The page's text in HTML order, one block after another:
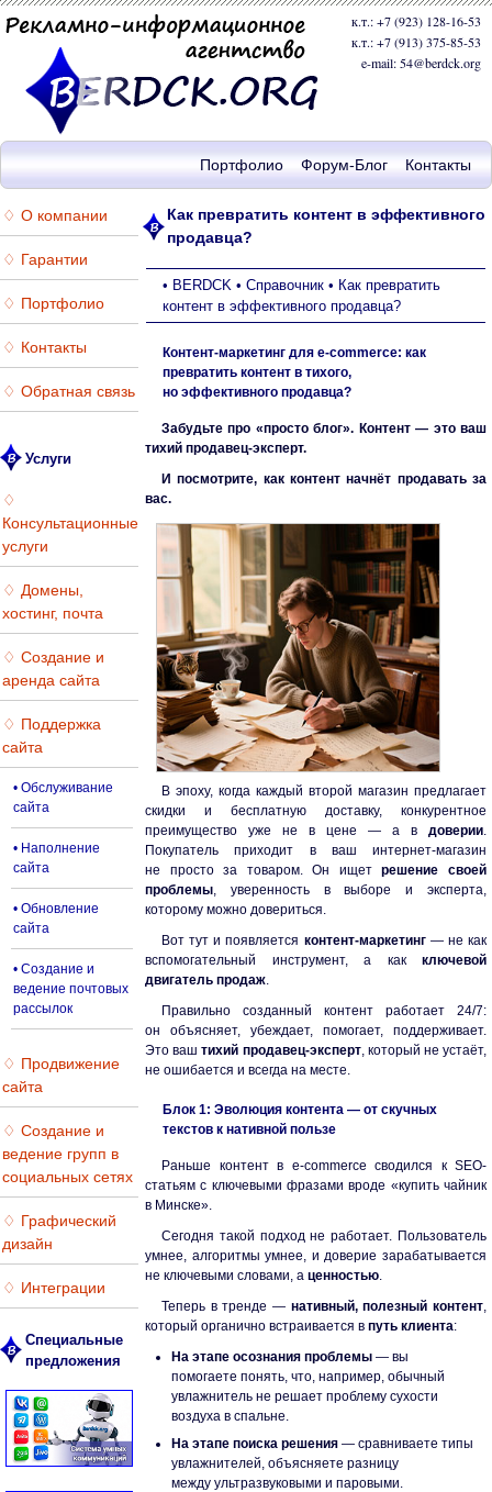
к.т.: +7 (923) 128-16-53
к.т.: +7 (913) 375-85-53
e-mail: 54@berdck.org
Контакты
Форум-Блог
Портфолио
♢ О компании
♢ Гарантии
♢ Портфолио
♢ Контакты
♢ Обратная связь
Услуги
♢
Консультационные
услуги
♢ Домены,
хостинг, почта
♢ Создание и
аренда сайта
♢ Поддержка
сайта
• Обслуживание
сайта
• Наполнение
сайта
• Обновление
сайта
• Создание и
ведение почтовых
рассылок
♢ Продвижение
сайта
♢ Создание и
ведение групп в
социальных сетях
♢ Графический
дизайн
♢ Интеграции
Специальные
предложения
Как превратить контент в эффективного
продавца?
• BERDCK • Справочник • Как превратить
контент в эффективного продавца?
Контент-маркетинг для e-commerce: как
превратить контент в тихого,
но эффективного продавца?
Забудьте про «просто блог». Контент — это ваш
тихий продавец-эксперт.
И посмотрите, как контент начнёт продавать за
вас.
В эпоху, когда каждый второй магазин предлагает
скидки и бесплатную доставку, конкурентное
преимущество уже не в цене — а в доверии.
Покупатель приходит в ваш интернет-магазин
не просто за товаром. Он ищетрешение своей
проблемы, уверенность в выборе и эксперта,
которому можно довериться.
Вот тут и появляется контент-маркетинг— не как
вспомогательный инструмент, а как ключевой
двигатель продаж.
Правильно созданный контент работает 24/7:
он объясняет, убеждает, помогает, поддерживает.
Это ваштихий продавец-эксперт, который не устаёт,
не ошибается и всегда на месте.
Блок 1: Эволюция контента — от скучных
текстов к нативной пользе
Раньше контент в e-commerce сводился к SEO-
статьям с ключевыми фразами вроде «купить чайник
в Минске».
Сегодня такой подход не работает. Пользователь
умнее, алгоритмы умнее, и доверие зарабатывается
не ключевыми словами, а ценностью.
Теперь в тренде — нативный, полезный контент,
который органично встраивается в путь клиента:
На этапе осознания проблемы — вы
помогаете понять, что, например, обычный
увлажнитель не решает проблему сухости
воздуха в спальне.
На этапе поиска решения — сравниваете типы
увлажнителей, объясняете разницу
между ультразвуковыми и паровыми.